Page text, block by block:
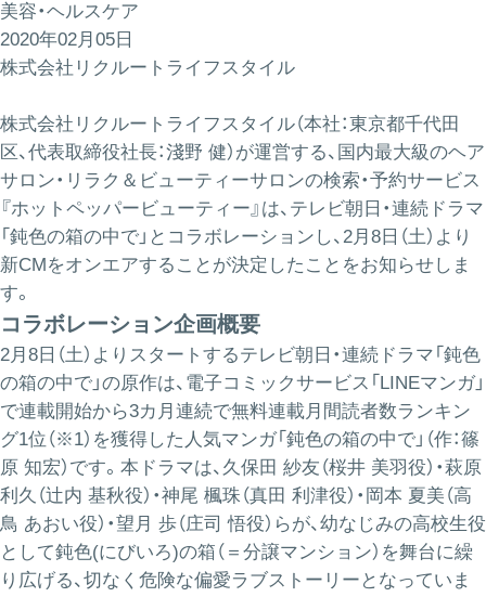
美容・ヘルスケア
2020年02月05日
株式会社リクルートライフスタイル
株式会社リクルートライフスタイル（本社：東京都千代田
区、代表取締役社長：淺野 健）が運営する、国内最大級のヘア
サロン・リラク＆ビューティーサロンの検索・予約サービス
『ホットペッパービューティー』は、テレビ朝日・連続ドラマ
「鈍色の箱の中で」とコラボレーションし、2月8日（土）より
新CMをオンエアすることが決定したことをお知らせしま
す。
コラボレーション企画概要
2月8日（土）よりスタートするテレビ朝日・連続ドラマ「鈍色
の箱の中で」の原作は、電子コミックサービス「LINEマンガ」
で連載開始から3カ月連続で無料連載月間読者数ランキン
グ1位（※1）を獲得した人気マンガ「鈍色の箱の中で」（作：篠
原 知宏）です。本ドラマは、久保田 紗友（桜井 美羽役）・萩原
利久（辻内 基秋役）・神尾 楓珠（真田 利津役）・岡本 夏美（高
鳥 あおい役）・望月 歩（庄司 悟役）らが、幼なじみの高校生役
として鈍色(にびいろ)の箱（＝分譲マンション）を舞台に繰
り広げる、切なく危険な偏愛ラブストーリーとなっていま